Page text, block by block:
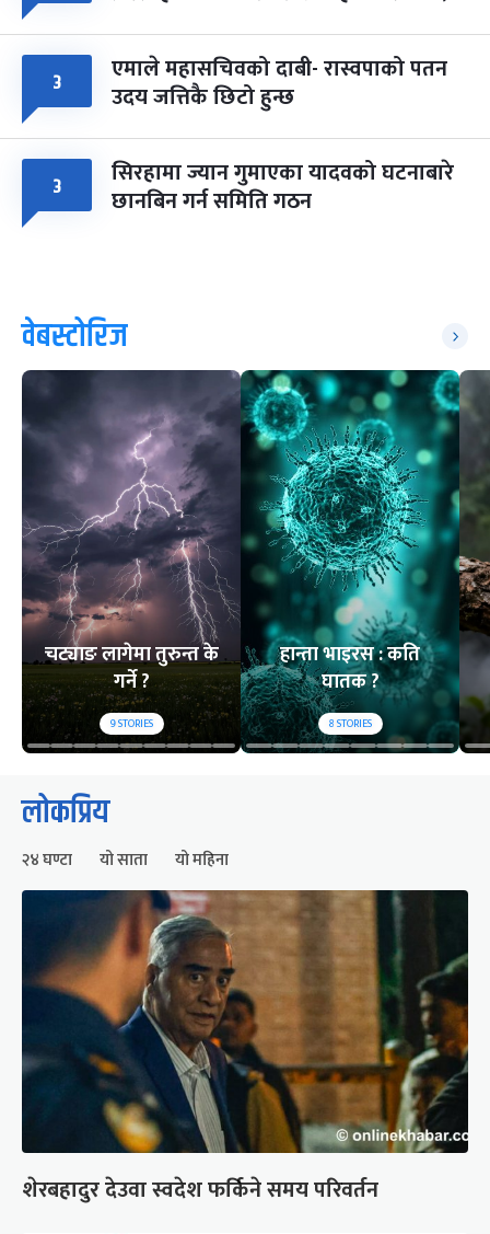
३ एमाले महासचिवको दाबी- रास्वपाको पतन
उदय जत्तिकै छिटो हुन्छ
३ सिरहामा ज्यान गुमाएका यादवको घटनाबारे
छानबिन गर्न समिति गठन
वेबस्टोरिज
चट्याङ लागेमा तुरुन्त के
गर्ने ?
9STORIES
हान्ता भाइरस : कति
घातक ?
8STORIES
लोकप्रिय
२४ घण्टा यो साता यो महिना
शेरबहादुर देउवा स्वदेश फर्किने समय परिवर्तन